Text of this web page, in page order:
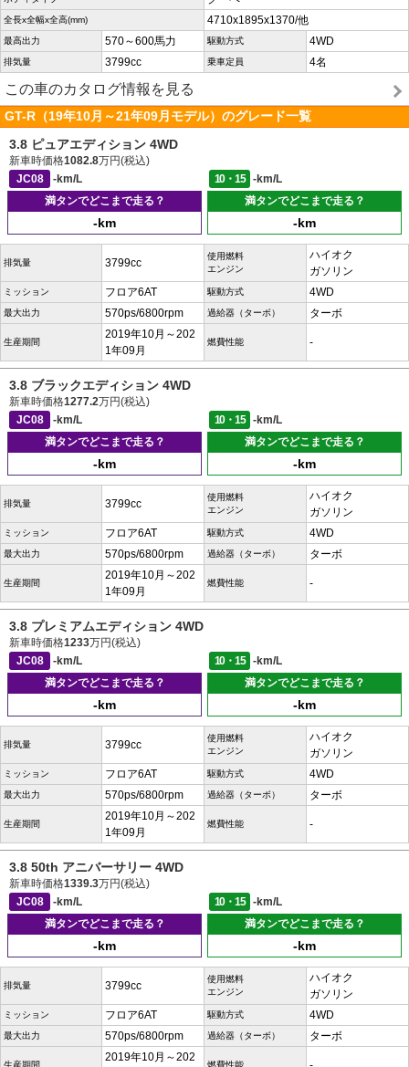
全長x全幅x全高(mm) 4710x1895x1370/他
最高出力 570～600馬力 駆動方式 4WD
排気量 3799cc 乗車定員 4名
この車のカタログ情報を見る
GT-R（19年10月～21年09月モデル）のグレード一覧
3.8 ピュアエディション 4WD
新車時価格1082.8万円(税込)
JC08
-km/L 10・15
-km/L
満タンでどこまで走る？
-km
満タンでどこまで走る？
-km
排気量 3799cc
使用燃料
エンジン
ハイオク
ガソリン
ミッション フロア6AT 駆動方式 4WD
最大出力 570ps/6800rpm 過給器（ターボ） ターボ
生産期間
2019年10月～202
1年09月
燃費性能 -
3.8 ブラックエディション 4WD
新車時価格1277.2万円(税込)
JC08
-km/L 10・15
-km/L
満タンでどこまで走る？
-km
満タンでどこまで走る？
-km
排気量 3799cc
使用燃料
エンジン
ハイオク
ガソリン
ミッション フロア6AT 駆動方式 4WD
最大出力 570ps/6800rpm 過給器（ターボ） ターボ
生産期間
2019年10月～202
1年09月
燃費性能 -
3.8 プレミアムエディション 4WD
新車時価格1233万円(税込)
JC08
-km/L 10・15
-km/L
満タンでどこまで走る？
-km
満タンでどこまで走る？
-km
排気量 3799cc
使用燃料
エンジン
ハイオク
ガソリン
ミッション フロア6AT 駆動方式 4WD
最大出力 570ps/6800rpm 過給器（ターボ） ターボ
生産期間
2019年10月～202
1年09月
燃費性能 -
3.8 50th アニバーサリー 4WD
新車時価格1339.3万円(税込)
JC08
-km/L 10・15
-km/L
満タンでどこまで走る？
-km
満タンでどこまで走る？
-km
排気量 3799cc
使用燃料
エンジン
ハイオク
ガソリン
ミッション フロア6AT 駆動方式 4WD
最大出力 570ps/6800rpm 過給器（ターボ） ターボ
生産期間
2019年10月～202
燃費性能